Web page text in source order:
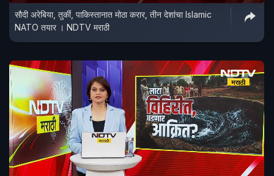
सौदी अरेबिया, तुर्की, पाकिस्तानात मोठा करार, तीन देशांचा Islamic
NATO तयार । NDTV मराठी